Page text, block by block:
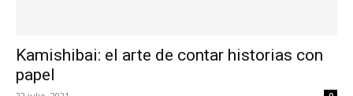
Kamishibai: el arte de contar historias con
papel